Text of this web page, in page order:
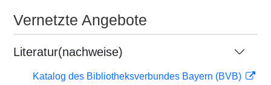
Vernetzte Angebote
Literatur(nachweise)
Katalog des Bibliotheksverbundes Bayern (BVB)